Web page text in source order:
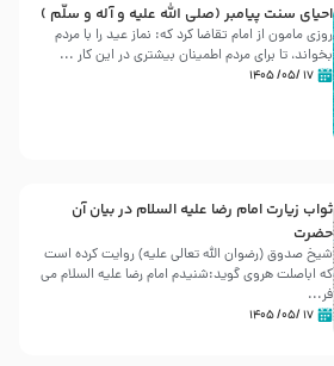
احیای سنت پیامبر (صلی الله علیه و آله و سلّم )
روزی مامون از امام تقاضا کرد که: نماز عید را با مردم
بخواند، تا برای مردم اطمینان بیشتری در این کار ...
۱۷ /۰۵/ ۱۴۰۵
ثواب زیارت امام رضا علیه السلام در بیان آن
حضرت
شیخ صدوق (رضوان الله تعالی علیه) روایت کرده است
که اباصلت هروی گوید:شنیدم امام رضا علیه السلام می
فر...
۱۷ /۰۵/ ۱۴۰۵